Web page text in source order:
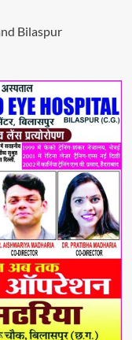
Bilaspur